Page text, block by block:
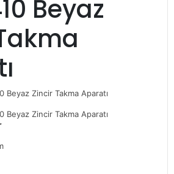
Beyaz
Beyaz Zincir Takma Aparatı
Beyaz Zincir Takma Aparatı